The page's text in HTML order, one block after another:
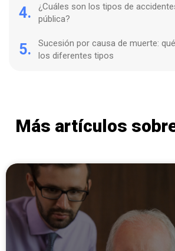
4.
¿Cuáles son los tipos de
pública?
5.
Sucesión por causa de muerte:
los diferentes tipos
Más artículos